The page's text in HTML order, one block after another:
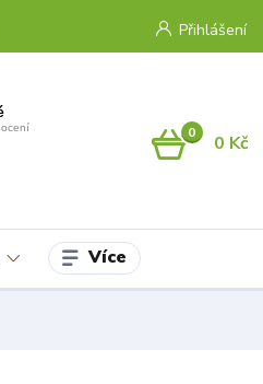
Přihlášení
0 0 Kč
Více